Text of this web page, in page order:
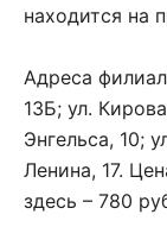
находится на
Адреса
13Б; ул.
Энгельса, 10;
Ленина, 17.
здесь – 780